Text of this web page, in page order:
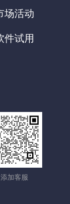
场活动
件试用
添加客服